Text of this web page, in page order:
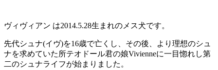
ヴィヴィアン は2014.5.28生まれのメス犬です。
先代シュナ(イヴ)を16歳で亡くし、その後、より理想のシュ
ナを求めていた所テオドール君の娘Vivienneに一目惚れし第
二のシュナライフが始まりました。